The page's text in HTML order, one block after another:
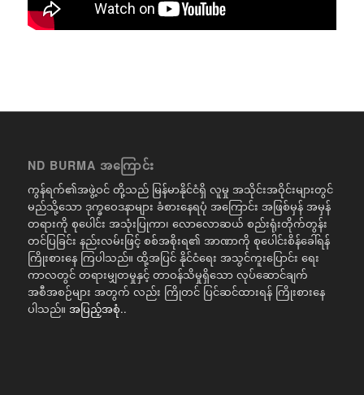
ND BURMA အကြောင်း
ကွန်ရက်၏အဖွဲ့ဝင် တို့သည် မြန်မာနိုင်ငံရှိ လူမှု အသိုင်းအဝိုင်းများတွင်
မည်သို့သော ဒုက္ခဝေဒနာများ ခံစားနေရပုံ အကြောင်း အဖြစ်မှန် အမှန်
တရားကို စုပေါင်း အသုံးပြုကာ၊ လောလောဆယ် စည်းရုံးတိုက်တွန်း
တင်ပြခြင်း နည်းလမ်းဖြင့် စစ်အစိုးရ၏ အာဏာကို စုပေါင်းစိန်ခေါ်ရန်
ကြိုးစားနေ ကြပါသည်။ ထို့အပြင် နိုင်ငံရေး အသွင်ကူးပြောင်း ရေး
ကာလတွင် တရားမျှတမှုနှင့် တာဝန်သိမှုရှိသော လုပ်ဆောင်ချက်
အစီအစဉ်များ အတွက် လည်း ကြိုတင် ပြင်ဆင်ထားရန် ကြိုးစားနေ
ပါသည်။ အပြည့်အစုံ..